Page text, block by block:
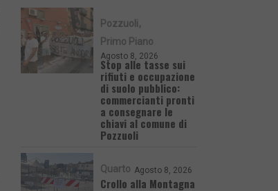
Pozzuoli
Primo Piano
Agosto 8, 2026
Stop alle tasse sui
rifiuti e occupazione
di suolo pubblico:
commercianti pronti
a consegnare le
chiavi al comune di
Pozzuoli
Quarto Agosto 8, 2026
Crollo alla Montagna